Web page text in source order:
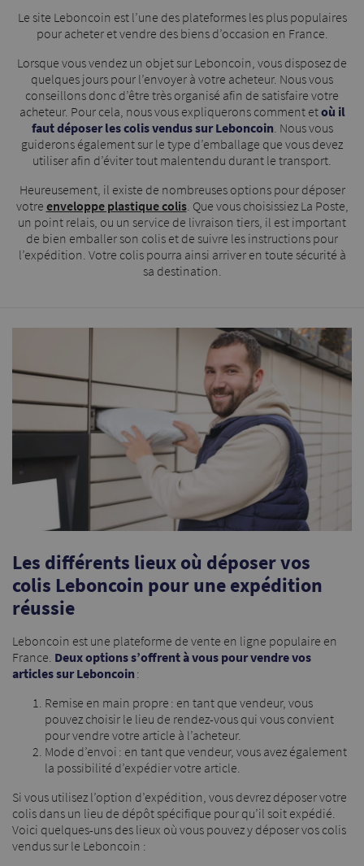
Le site Leboncoin est l’une des plateformes les plus populaires
pour acheter et vendre des biens d’occasion en France.
Lorsque vous vendez un objet sur Leboncoin, vous disposez de
quelques jours pour l’envoyer à votre acheteur. Nous vous
conseillons donc d’être très organisé afin de satisfaire votre
acheteur. Pour cela, nous vous expliquerons comment etoù il
faut déposer les colis vendus sur Leboncoin. Nous vous
guiderons également sur le type d’emballage que vous devez
utiliser afin d’éviter tout malentendu durant le transport.
Heureusement, il existe de nombreuses options pour déposer
votre enveloppe plastique colis. Que vous choisissiez La Poste,
un point relais, ou un service de livraison tiers, il est important
de bien emballer son colis et de suivre les instructions pour
l’expédition. Votre colis pourra ainsi arriver en toute sécurité à
sa destination.
Les différents lieux où déposer vos
colis Leboncoin pour une expédition
réussie
Leboncoin est une plateforme de vente en ligne populaire en
France. Deux options s’offrent à vous pour vendre vos
articles sur Leboncoin :
Remise en main propre : en tant que vendeur, vous
pouvez choisir le lieu de rendez-vous qui vous convient
pour vendre votre article à l’acheteur.
Mode d’envoi : en tant que vendeur, vous avez également
la possibilité d’expédier votre article.
Si vous utilisez l’option d’expédition, vous devrez déposer votre
colis dans un lieu de dépôt spécifique pour qu’il soit expédié.
Voici quelques-uns des lieux où vous pouvez y déposer vos colis
vendus sur le Leboncoin :